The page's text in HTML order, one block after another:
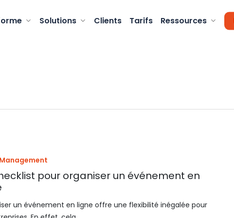
Solutions Clients Tarifs Ressources
pour organiser un événement en
un événement en ligne offre une flexibilité inégalée pour